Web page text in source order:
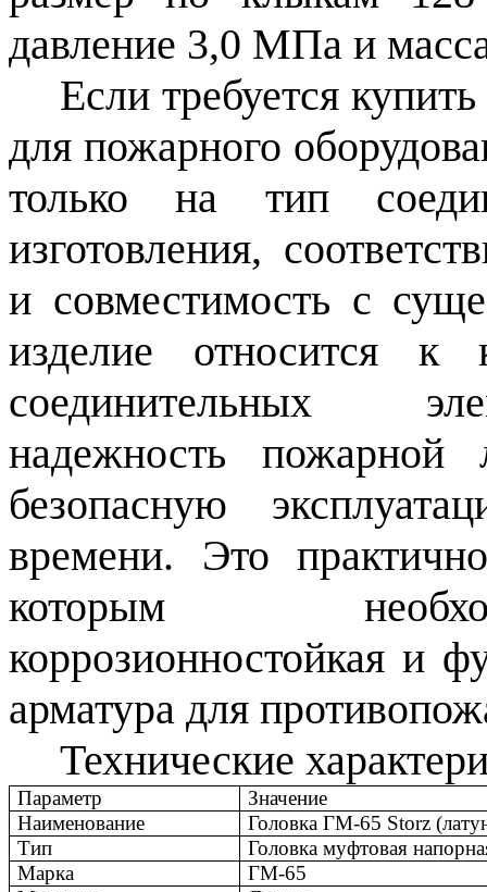
давление 3,0 МПа и
Если требуется
для пожарного
только на тип
изготовления,
и совместимость с
изделие относится к
соединительных
надежность
безопасную
времени. Это
которым
коррозионностойкая и
арматура для
Технические
Параметр
Значение
Наименование
Головка ГМ-65 Storz
Тип
Головка муфтовая
Марка
ГМ-65